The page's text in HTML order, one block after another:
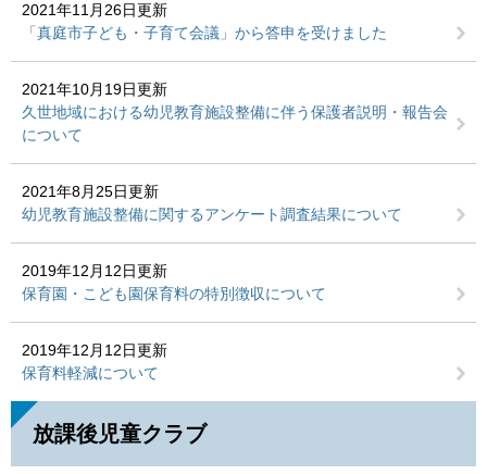
2021年11月26日更新
「真庭市子ども・子育て会議」から答申を受けました
2021年10月19日更新
久世地域における幼児教育施設整備に伴う保護者説明・報告会
について
2021年8月25日更新
幼児教育施設整備に関するアンケート調査結果について
2019年12月12日更新
保育園・こども園保育料の特別徴収について
2019年12月12日更新
保育料軽減について
放課後児童クラブ